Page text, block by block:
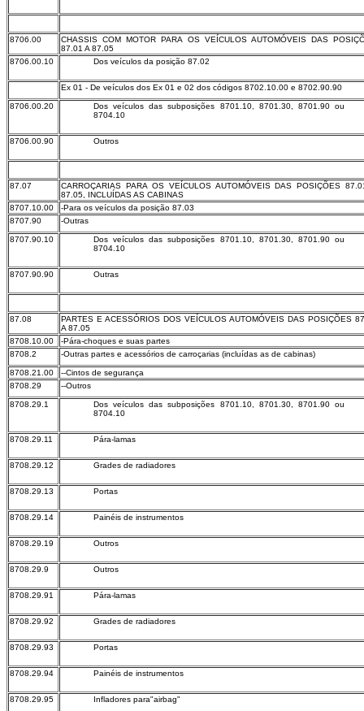
8706.00
CHASSIS COM MOTOR PARA OS VEÍCULOS AUTOMÓVEIS DAS
87.01 A 87.05
8706.00.10
Dos veículos da posição 87.02
Ex 01 - De veículos dos Ex 01 e 02 dos códigos 8702.10.00 e 8702.90.90
8706.00.20
Dos veículos das subposições 8701.10, 8701.30, 8701.90 ou
8704.10
8706.00.90 Outros
87.07
CARROÇARIAS PARA OS VEÍCULOS AUTOMÓVEIS DAS POSIÇÕES
87.05, INCLUÍDAS AS CABINAS
8707.10.00
-Para os veículos da posição 87.03
8707.90
-Outras
8707.90.10
Dos veículos das subposições 8701.10, 8701.30, 8701.90 ou
8704.10
8707.90.90 Outras
87.08
PARTES E ACESSÓRIOS DOS VEÍCULOS AUTOMÓVEIS DAS POSIÇÕES
A 87.05
8708.10.00
-Pára-choques e suas partes
8708.2
-Outras partes e acessórios de carroçarias (incluídas as de cabinas)
8708.21.00
--Cintos de segurança
8708.29
--Outros
8708.29.1
Dos veículos das subposições 8701.10, 8701.30, 8701.90 ou
8704.10
8708.29.11 Pára-lamas
8708.29.12 Grades de radiadores
8708.29.13 Portas
8708.29.14 Painéis de instrumentos
8708.29.19 Outros
8708.29.9 Outros
8708.29.91 Pára-lamas
8708.29.92 Grades de radiadores
8708.29.93 Portas
8708.29.94 Painéis de instrumentos
8708.29.95 Infladores para"airbag"